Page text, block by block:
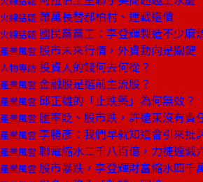
火線話題 蕭萬長替郝柏村、連戰還債
火線話題 國民黨黨工：李登輝製造不少麻
產業風雲 股市未來行情，外資動向是關鍵
人物專訪 投資人的錢何去何從？
產業風雲 金融股是選前主流股？
產業風雲 邱正雄的「止跌藥」為何無效？
產業風雲 匯率貶、股市跌，許遠東沒有責
產業風雲 李勝彥：我們早就知道會引來批
產業風雲 聯電縮水二千八百億，力捷遽減
產業風雲 股市暴跌，李登輝財富縮水四千